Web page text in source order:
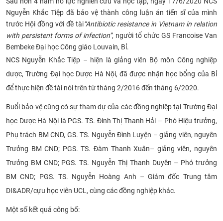
HTQT
CỰU NGƯỜI HỌC
Nguyễn Khắc Tiệp đã bảo vệ thành công luận án tiến sĩ của mình
trước Hội đồng với đề tài“Antibiotic resistance in Vietnam in relation
with persistent forms of infection”, người tổ chức GS Francoise Van
Bembeke Đại học Công giáo Louvain, Bỉ.
NCS Nguyễn Khắc Tiệp – hiện là giảng viên Bộ môn Công nghiệp
dược, Trường Đại học Dược Hà Nội, đã được nhận học bổng của Bỉ
để thực hiện đề tài nói trên từ tháng 2/2016 đến tháng 6/2020.
Buổi bảo vệ cũng có sự tham dự của các đồng nghiệp tại Trường Đại
học Dược Hà Nội là PGS. TS. Đinh Thị Thanh Hải – Phó Hiệu trưởng,
Phụ trách BM CND, GS. TS. Nguyễn Đình Luyện – giảng viên, nguyên
Trưởng BM CND; PGS. TS. Đàm Thanh Xuân– giảng viên, nguyên
Trưởng BM CND; PGS. TS. Nguyễn Thị Thanh Duyên – Phó trưởng
BM CND; PGS. TS. Nguyễn Hoàng Anh – Giám đốc Trung tâm
DI&ADR/cựu học viên UCL, cùng các đồng nghiệp khác.
Một số kết quả công bố: